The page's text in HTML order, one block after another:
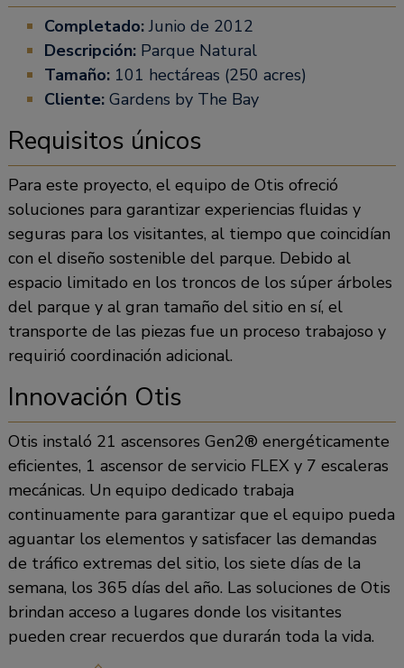
Completado:Junio de 2012
Descripción: Parque Natural
Tamaño:101 hectáreas (250 acres)
Cliente: Gardens by The Bay
Requisitos únicos
Para este proyecto, el equipo de Otis ofreció
soluciones para garantizar experiencias fluidas y
seguras para los visitantes, al tiempo que coincidían
con el diseño sostenible del parque. Debido al
espacio limitado en los troncos de los súper árboles
del parque y al gran tamaño del sitio en sí, el
transporte de las piezas fue un proceso trabajoso y
requirió coordinación adicional.
Innovación Otis
Otis instaló 21 ascensores Gen2® energéticamente
eficientes, 1 ascensor de servicio FLEX y 7 escaleras
mecánicas. Un equipo dedicado trabaja
continuamente para garantizar que el equipo pueda
aguantar los elementos y satisfacer las demandas
de tráfico extremas del sitio, los siete días de la
semana, los 365 días del año. Las soluciones de Otis
brindan acceso a lugares donde los visitantes
pueden crear recuerdos que durarán toda la vida.